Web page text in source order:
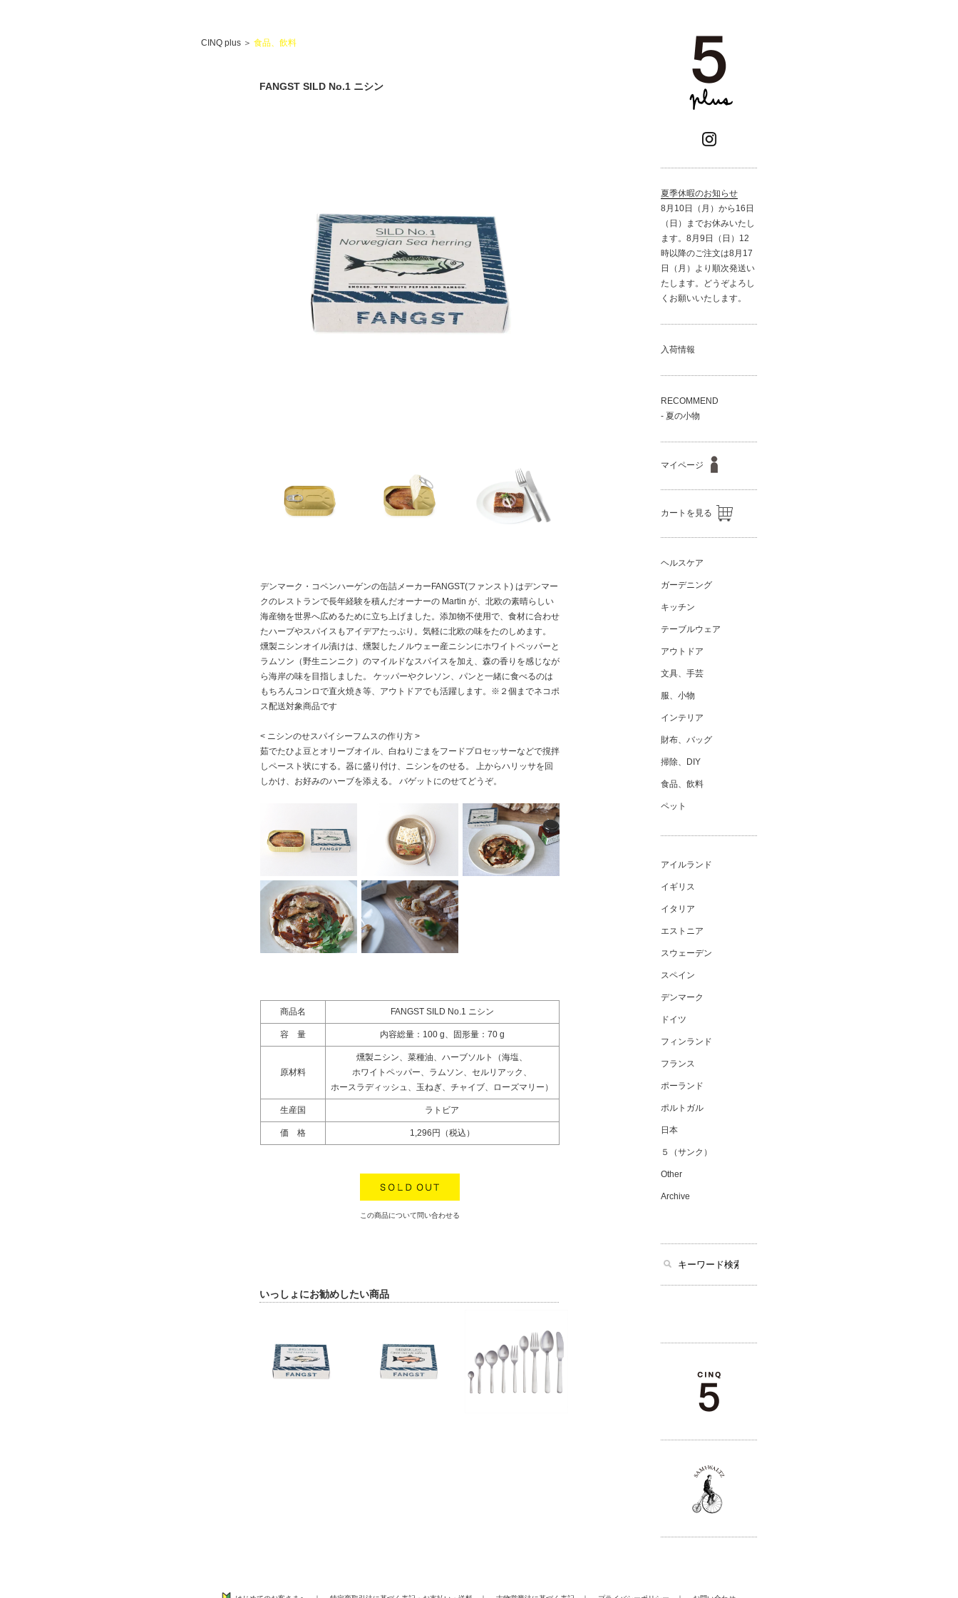
CINQ plus ＞ 食品、飲料
FANGST SILD No.1 ニシン
デンマーク・コペンハーゲンの缶詰メーカーFANGST(ファンスト) はデンマー
クのレストランで長年経験を積んだオーナーの Martin が、北欧の素晴らしい
海産物を世界へ広めるために立ち上げました。添加物不使用で、食材に合わせ
たハーブやスパイスもアイデアたっぷり。気軽に北欧の味をたのしめます。
燻製ニシンオイル漬けは、燻製したノルウェー産ニシンにホワイトペッパーと
ラムソン（野生ニンニク）のマイルドなスパイスを加え、森の香りを感じなが
ら海岸の味を目指しました。 ケッパーやクレソン、パンと一緒に食べるのは
もちろんコンロで直火焼き等、アウトドアでも活躍します。※２個までネコポ
ス配送対象商品です
< ニシンのせスパイシーフムスの作り方 >
茹でたひよ豆とオリーブオイル、白ねりごまをフードプロセッサーなどで撹拌
しペースト状にする。器に盛り付け、ニシンをのせる。 上からハリッサを回
しかけ、お好みのハーブを添える。 バゲットにのせてどうぞ。
商品名 FANGST SILD No.1 ニシン
容 量 内容総量：100 g、固形量：70 g
原材料
燻製ニシン、菜種油、ハーブソルト（海塩、
ホワイトペッパー、ラムソン、セルリアック、
ホースラディッシュ、玉ねぎ、チャイブ、ローズマリー）
生産国 ラトビア
価 格 1,296円（税込）
この商品について問い合わせる
いっしょにお勧めしたい商品
夏季休暇のお知らせ
8月10日（月）から16日
（日）までお休みいたし
ます。8月9日（日）12
時以降のご注文は8月17
日（月）より順次発送い
たします。どうぞよろし
くお願いいたします。
入荷情報
RECOMMEND
- 夏の小物
マイページ
カートを見る
ヘルスケア
ガーデニング
キッチン
テーブルウェア
アウトドア
文具、手芸
服、小物
インテリア
財布、バッグ
掃除、DIY
食品、飲料
ペット
アイルランド
イギリス
イタリア
エストニア
スウェーデン
スペイン
デンマーク
ドイツ
フィンランド
フランス
ポーランド
ポルトガル
日本
５（サンク）
Other
Archive